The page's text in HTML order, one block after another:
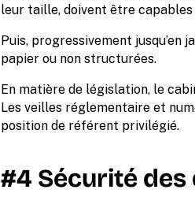
leur taille, doivent être
Puis, progressivement jusqu’en
papier ou non structurées.
En matière de législation, le
Les veilles réglementaire et
position de référent privilégié.
#4 Sécurité des